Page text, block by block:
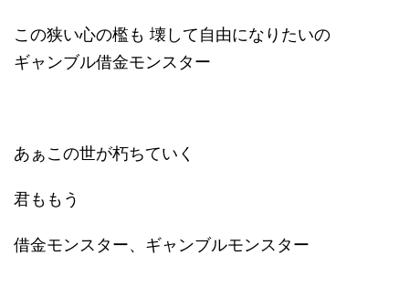
この狭い心の檻も 壊して自由になりたいの
ギャンブル借金モンスター
あぁこの世が朽ちていく
君ももう
借金モンスター、ギャンブルモンスター